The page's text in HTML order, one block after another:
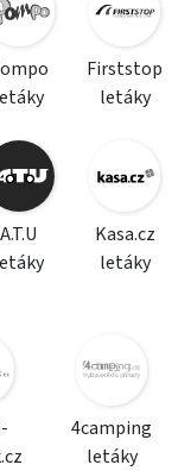
Firststop
letáky
A.T.U
Kasa.cz
letáky
4camping
letáky